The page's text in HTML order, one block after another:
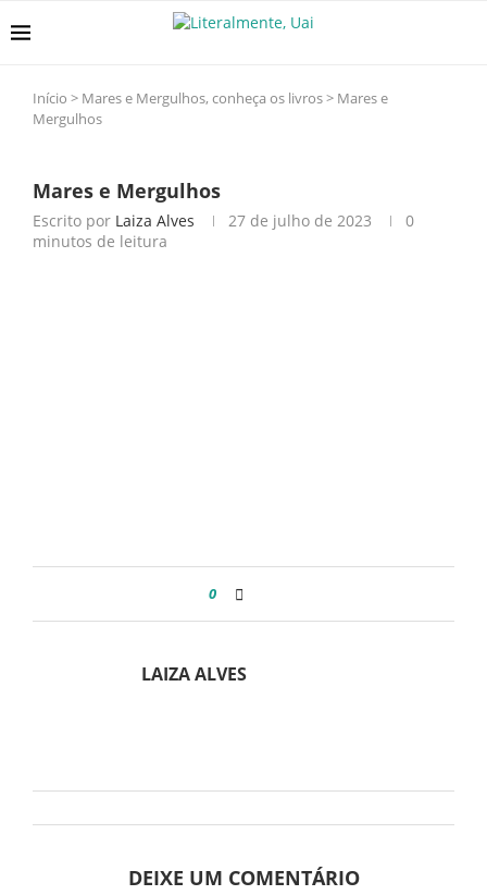
Início > Mares e Mergulhos, conheça os livros> Mares e
Mergulhos
Mares e Mergulhos
Escrito por Laiza Alves 27 de julho de 2023
0
minutos de leitura
0
LAIZA ALVES
DEIXE UM COMENTÁRIO